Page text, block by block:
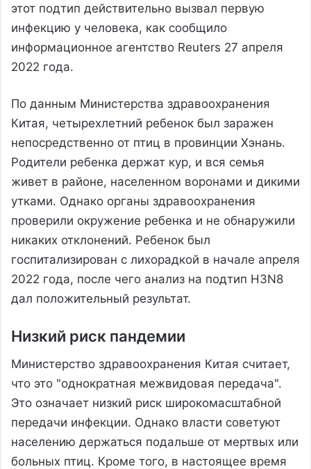
этот подтип действительно вызвал первую
инфекцию у человека, как сообщило
информационное агентство Reuters 27 апреля
2022 года.
По данным Министерства здравоохранения
Китая, четырехлетний ребенок был заражен
непосредственно от птиц в провинции Хэнань.
Родители ребенка держат кур, и вся семья
живет в районе, населенном воронами и дикими
утками. Однако органы здравоохранения
проверили окружение ребенка и не обнаружили
никаких отклонений. Ребенок был
госпитализирован с лихорадкой в начале апреля
2022 года, после чего анализ на подтип H3N8
дал положительный результат.
Низкий риск пандемии
Министерство здравоохранения Китая считает,
что это "однократная межвидовая передача".
Это означает низкий риск широкомасштабной
передачи инфекции. Однако власти советуют
населению держаться подальше от мертвых или
больных птиц. Кроме того, в настоящее время